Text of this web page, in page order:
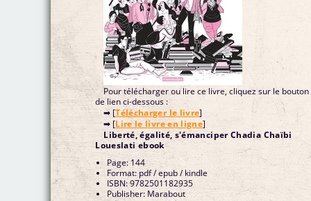
Pour télécharger ou lire ce livre, cliquez sur le bouton
de lien ci-dessous :
➡ [Télécharger le livre]
➡ [Lire le livre en ligne]
Liberté, égalité, s'émanciper Chadia Chaïbi
Loueslati ebook
Page: 144
Format: pdf / epub / kindle
ISBN: 9782501182935
Publisher: Marabout